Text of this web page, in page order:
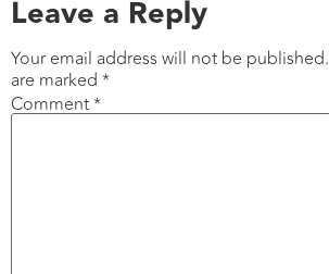
Leave a Reply
Your email address will not be published.
are marked *
Comment*